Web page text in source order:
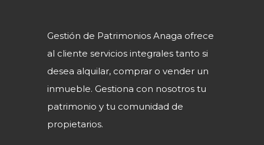
Gestión de Patrimonios Anaga ofrece
al cliente servicios integrales tanto si
desea alquilar, comprar o vender un
inmueble. Gestiona con nosotros tu
patrimonio y tu comunidad de
propietarios.